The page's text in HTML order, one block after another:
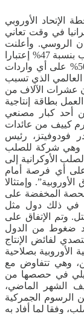
الأوروبي
في وقت تعاني
الروسي. وأعلنت
بروكسل أنها ستخفض حصتها من واردات الصلب بنسبة 47% إعتبارا
من 1 يوليو، وستفرض تعريفة جمركية بنسبة 50% على أي واردات
العالمي الذي تسبب
عشرات الآلاف من
بطاقة إنتاجية
أحد كبار مصنعي
كييف من عائدات
فودوفيتز، رئيس
وهي شركة للصلب
الأوكرانية إلى
على أي فرصة أمام
وإمتثالا
المخفضة على
في ذلك دول مثل
وتم الإتفاق على
ضغوط من الدول
لفائض الإنتاج
الأوروبية بصلاحية
وهي تتفاوض مع
تفضيلي في حصصها من
الشهر الماضي،
الرسوم الجمركية
وفقا لما أفاد به